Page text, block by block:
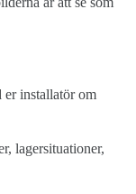
er installatör om
lagersituationer,